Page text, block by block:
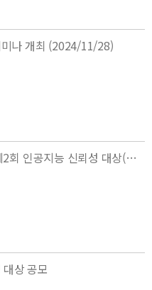
미나 개최 (2024/11/28)
2024 AI 신뢰·안전성 컨퍼런스 / 제2회 인공지능 신뢰성 대상(11.26.)
상 공모